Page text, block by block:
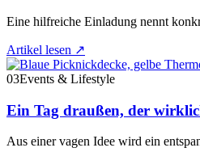
Eine hilfreiche Einladung nennt
Artikel lesen ↗
03Events & Lifestyle
Ein Tag draußen, der
Aus einer vagen Idee wird ein